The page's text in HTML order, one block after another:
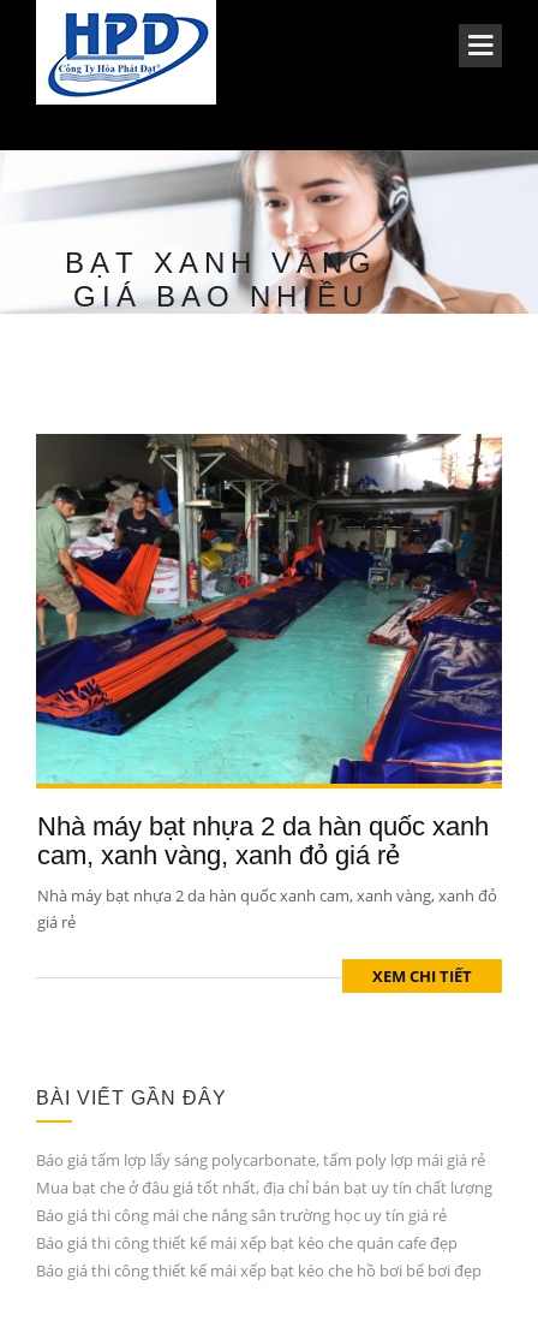
BẠT XANH VÀNG
GIÁ BAO NHIỀU
Nhà máy bạt nhựa 2 da hàn quốc xanh
cam, xanh vàng, xanh đỏ giá rẻ
Nhà máy bạt nhựa 2 da hàn quốc xanh cam, xanh vàng, xanh đỏ
giá rẻ
XEM CHI TIẾT
BÀI VIẾT GẦN ĐÂY
Báo giá tấm lợp lấy sáng polycarbonate, tấm poly lợp mái giá rẻ
Mua bạt che ở đâu giá tốt nhất, địa chỉ bán bạt uy tín chất lượng
Báo giá thi công mái che nắng sân trường học uy tín giá rẻ
Báo giá thi công thiết kế mái xếp bạt kéo che quán cafe đẹp
Báo giá thi công thiết kế mái xếp bạt kéo che hồ bơi bể bơi đẹp